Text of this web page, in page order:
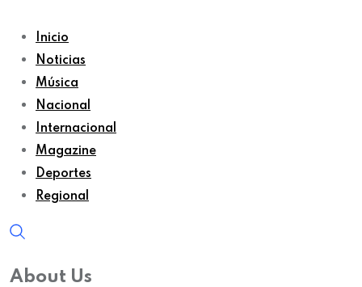
Inicio
Noticias
Música
Nacional
Internacional
Magazine
Deportes
Regional
About Us